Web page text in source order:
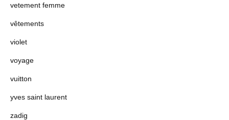
vetement femme
vêtements
violet
voyage
vuitton
yves saint laurent
zadig